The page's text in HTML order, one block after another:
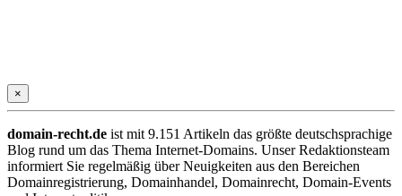
×
domain-recht.de ist mit 9.151 Artikeln das größte deutschsprachige
Blog rund um das Thema Internet-Domains. Unser Redaktionsteam
informiert Sie regelmäßig über Neuigkeiten aus den Bereichen
Domainregistrierung, Domainhandel, Domainrecht, Domain-Events